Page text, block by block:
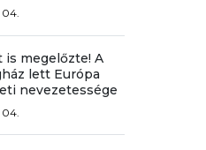
04.
is megelőzte! A
lett Európa
nevezetessége